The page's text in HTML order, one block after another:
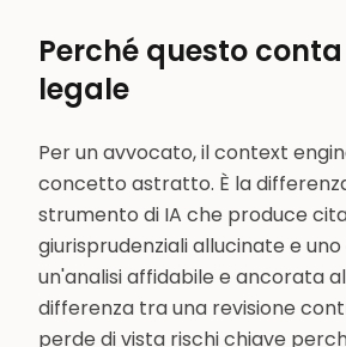
Perché questo
legale
Per un avvocato, il context
concetto astratto. È la
strumento di IA che produce
giurisprudenziali allucinate e
un'analisi affidabile e ancorata
differenza tra una revisione
perde di vista rischi chiave